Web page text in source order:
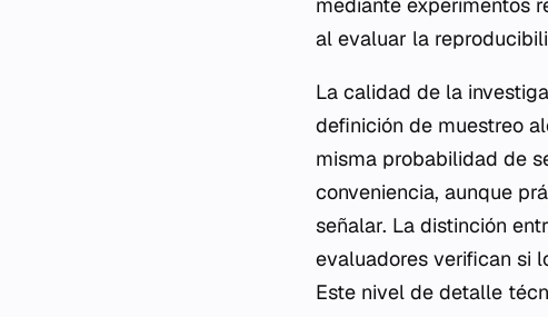
al evaluar la
La calidad de la
definición de muestreo
misma probabilidad de
conveniencia, aunque
señalar. La distinción
evaluadores verifican si
Este nivel de detalle